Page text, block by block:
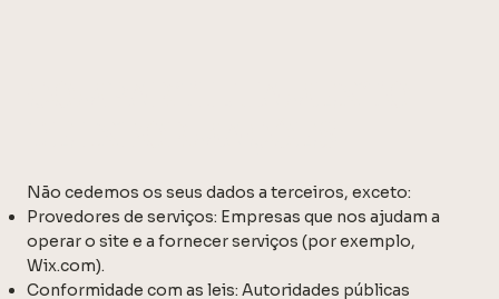
Não cedemos os seus dados a terceiros, exceto:
Provedores de serviços: Empresas que nos ajudam a
operar o site e a fornecer serviços (por exemplo,
Wix.com).
Conformidade com as leis: Autoridades públicas